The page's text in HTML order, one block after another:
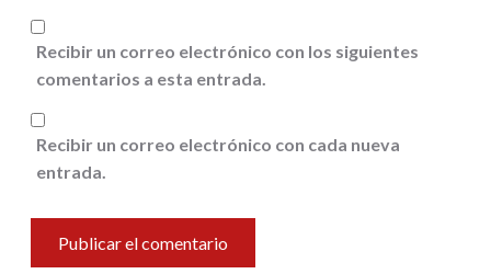
Recibir un correo electrónico con los siguientes
comentarios a esta entrada.
Recibir un correo electrónico con cada nueva
entrada.